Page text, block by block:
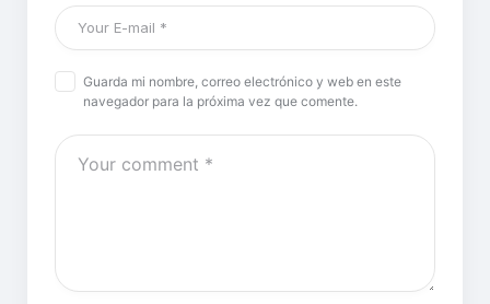
Guarda mi nombre, correo electrónico y web en este
navegador para la próxima vez que comente.